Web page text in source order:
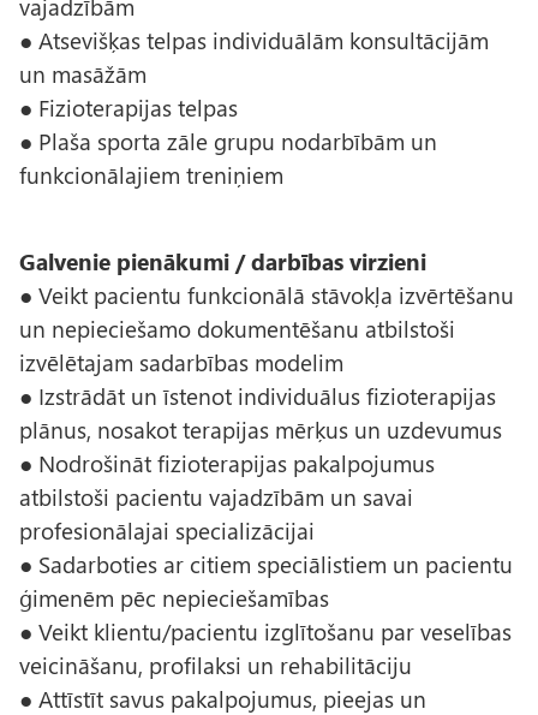
vajadzībām
● Atsevišķas telpas individuālām konsultācijām
un masāžām
● Fizioterapijas telpas
● Plaša sporta zāle grupu nodarbībām un
funkcionālajiem treniņiem
Galvenie pienākumi / darbības virzieni
● Veikt pacientu funkcionālā stāvokļa izvērtēšanu
un nepieciešamo dokumentēšanu atbilstoši
izvēlētajam sadarbības modelim
● Izstrādāt un īstenot individuālus fizioterapijas
plānus, nosakot terapijas mērķus un uzdevumus
● Nodrošināt fizioterapijas pakalpojumus
atbilstoši pacientu vajadzībām un savai
profesionālajai specializācijai
● Sadarboties ar citiem speciālistiem un pacientu
ģimenēm pēc nepieciešamības
● Veikt klientu/pacientu izglītošanu par veselības
veicināšanu, profilaksi un rehabilitāciju
● Attīstīt savus pakalpojumus, pieejas un